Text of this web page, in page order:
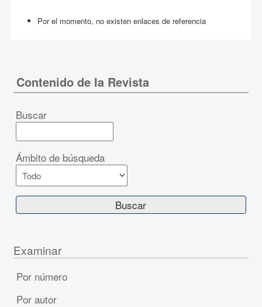
Por el momento, no existen enlaces de referencia
Contenido de la Revista
Buscar
Ámbito de búsqueda
Examinar
Por número
Por autor